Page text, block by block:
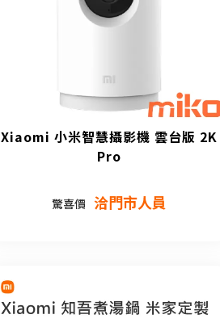
Xiaomi 小米智慧攝影機 雲台版 2K
Pro
驚喜價 洽門市人員